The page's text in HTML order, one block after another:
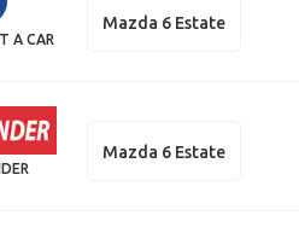
A CAR
Mazda 6 Estate
Mazda 6 Estate